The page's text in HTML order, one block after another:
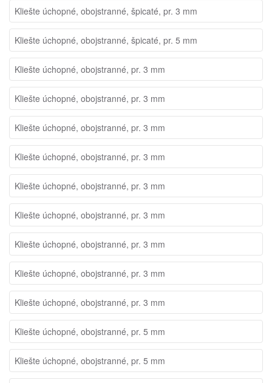
Kliešte úchopné, obojstranné, špicaté, pr. 3 mm
Kliešte úchopné, obojstranné, špicaté, pr. 5 mm
Kliešte úchopné, obojstranné, pr. 3 mm
Kliešte úchopné, obojstranné, pr. 3 mm
Kliešte úchopné, obojstranné, pr. 3 mm
Kliešte úchopné, obojstranné, pr. 3 mm
Kliešte úchopné, obojstranné, pr. 3 mm
Kliešte úchopné, obojstranné, pr. 3 mm
Kliešte úchopné, obojstranné, pr. 3 mm
Kliešte úchopné, obojstranné, pr. 3 mm
Kliešte úchopné, obojstranné, pr. 3 mm
Kliešte úchopné, obojstranné, pr. 5 mm
Kliešte úchopné, obojstranné, pr. 5 mm